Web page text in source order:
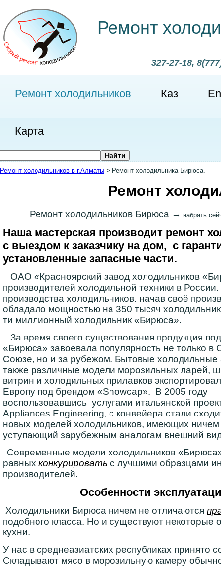
Ремонт
327-27-18,
Ремонт холодильников Каз
Карта
Ремонт холодильников в г.Алматы > Ремонт холодильника Бирюса.
Ремонт
Ремонт холодильников Бирюса → набрать
Наша мастерская производит ремонт
с выездом к заказчику на дом, с
установленные запасные части.
ОАО «Красноярский завод холодильников
производителей холодильной техники в
производства холодильников, начав своё
обладало мощностью на 350 тысяч
ти миллионный холодильник «Бирюса».
За время своего существования продукция
«Бирюса» завоевала популярность не только в
Союзе, но и за рубежом. Бытовые холодильные
также различные модели морозильных ларей,
витрин и холодильных прилавков
Европу под брендом «Snowcap». В 2005 году
воспользовавшись услугами итальянской
Appliances Engineering, с конвейера стали
новых моделей холодильников, имеющих ничем
уступающий зарубежным аналогам внешний
Современные модели холодильников
равных конкурировать с лучшими образцами
производителей.
Особенности
Холодильники Бирюса ничем не отличаются
подобного класса. Но и существуют некоторые
кухни.
У нас в среднеазиатских республиках принято
Складывают мясо в морозильную камеру